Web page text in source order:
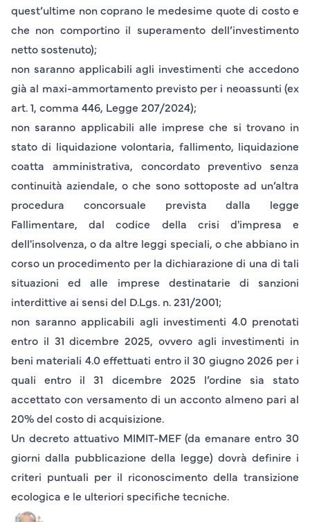
quest’ultime non coprano le medesime quote di costo e
che non comportino il superamento dell’investimento
netto sostenuto);
non saranno applicabili agli investimenti che accedono
già al maxi-ammortamento previsto per i neoassunti(ex
art. 1, comma 446, Legge 207/2024);
non saranno applicabili alle imprese che si trovano in
stato di liquidazione volontaria, fallimento, liquidazione
coatta amministrativa, concordato preventivo senza
continuità aziendale, o che sono sottoposte ad un’altra
procedura concorsuale prevista dalla legge
Fallimentare, dal codice della crisi d'impresa e
dell'insolvenza, o da altre leggi speciali, o che abbiano in
corso un procedimento per la dichiarazione di una di tali
situazioni ed alle imprese destinatarie di sanzioni
interdittive ai sensi del D.Lgs. n. 231/2001;
non saranno applicabili agli investimenti 4.0prenotati
entro il 31 dicembre 2025, ovvero agli investimenti in
beni materiali 4.0effettuati entro il30 giugno 2026 per i
quali entro il 31 dicembre 2025 l’ordine sia stato
accettato con versamento di un acconto almeno pari al
20%del costo di acquisizione.
Un decreto attuativo MIMIT-MEF (da emanare entro 30
giorni dalla pubblicazione della legge) dovrà definire i
criteri puntuali per il riconoscimento della transizione
ecologica e le ulteriori specifiche tecniche.